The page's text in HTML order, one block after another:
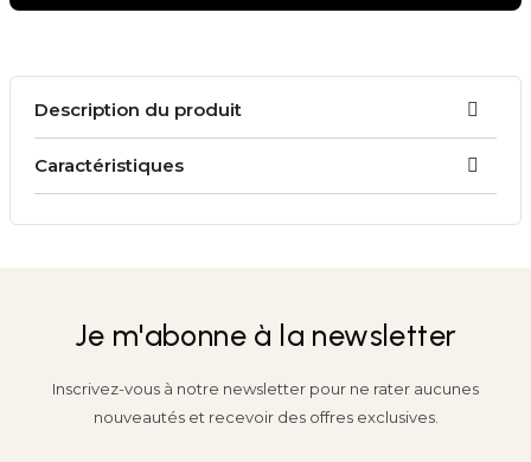
Description du produit
Caractéristiques
Je m'abonne à la newsletter
Inscrivez-vous à notre newsletter pour ne rater aucunes
nouveautés et recevoir des offres exclusives.